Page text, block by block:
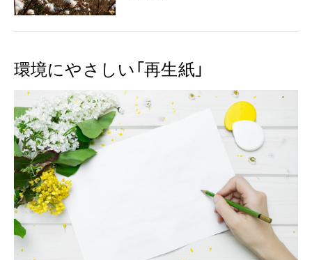
環境にやさしい「再生紙」